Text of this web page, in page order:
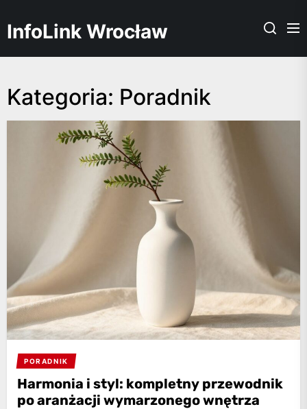
to
the
content
InfoLink Wrocław
Kategoria: Poradnik
PORADNIK
Harmonia i styl: kompletny przewodnik
po aranżacji wymarzonego wnętrza